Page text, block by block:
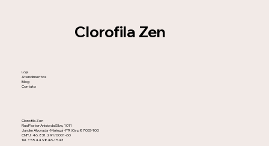
Clorofila Zen
Loja
Atendimentos
Blog
Contato
Clorofila Zen
Rua Pastor Anísio da Silva, 1011
Jardim Alvorada - Maringá - PR | Cep 87033-100
CNPJ: 46.831.291/0001-60
Tel. +55 44 9846-1543